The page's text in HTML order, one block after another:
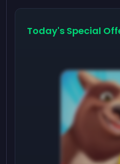
Today's Special